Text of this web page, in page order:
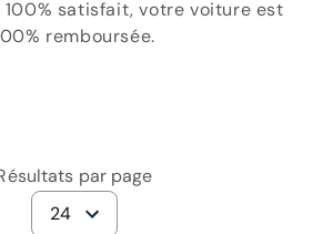
100% satisfait, votre voiture est
remboursée.
par page
24